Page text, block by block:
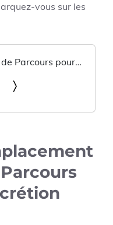
vous sur les
Parcours pour